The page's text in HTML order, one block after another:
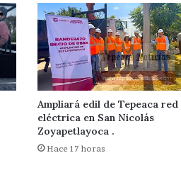
Ampliará edil de Tepeaca red
eléctrica en San Nicolás
Zoyapetlayoca .
Hace 17 horas